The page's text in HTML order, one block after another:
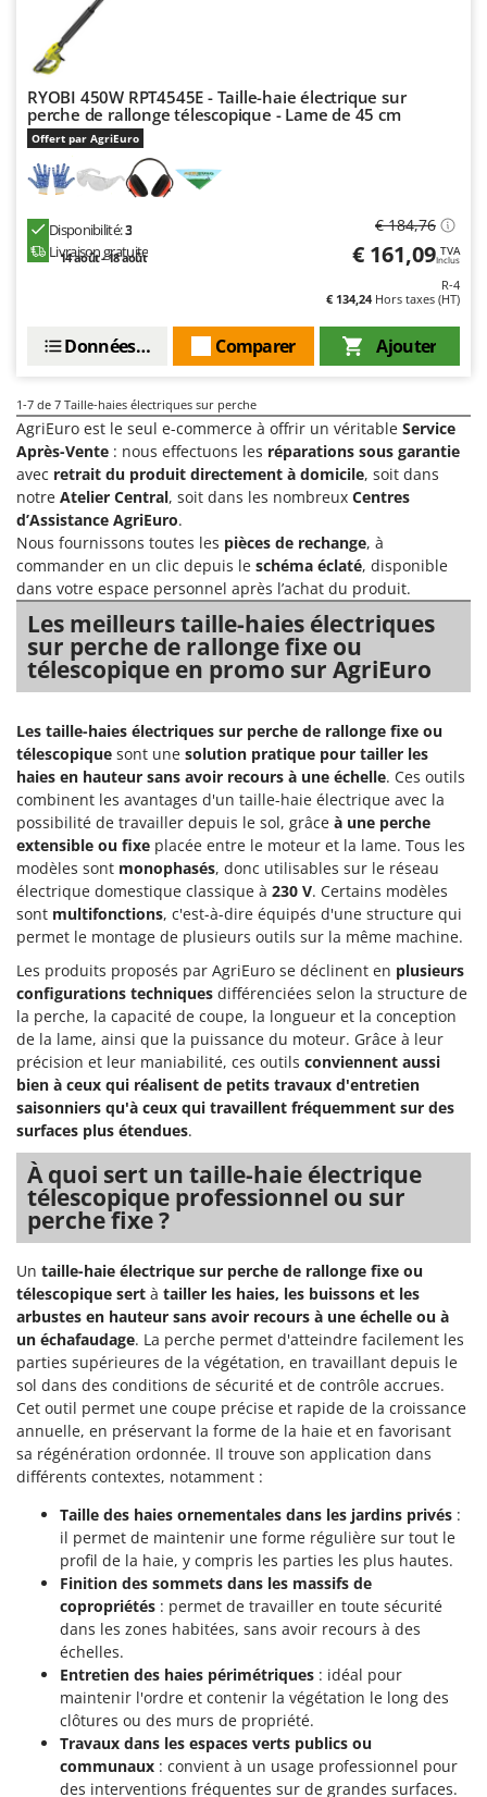
Pulvérisateurs
Pulvérisateurs portés
R
Rafraîchisseurs d'air par évaporation
Rampes de chargement en aluminium
Râpes à fromage électriques
Râteaux pour tracteur
Remplisseuses
Robots nettoyeurs de piscine
Rogneuses de souches
Rouleaux pour tracteur
S
Scies à os
Scies à Ruban
Scies alternatives à batterie
Scies de jardin télescopiques
Sécateurs électriques à batterie
Sécateurs et Échenilloirs manuels
Sécateurs pneumatiques
Semoirs et Épandeurs d'engrais
Socs pour tracteur
Souffleurs aspirateurs pour Feuilles
Soufreuses - Poudreuses à dos
Soufreuses - Poudreuses pour tracteur
T
Taille-haies
Taille-haies à bras pour tracteur
Tarières
Tondeuses à Gazon
Tondeuses autoportées
Tondeuses débroussailleuses thermiques
Trancheuses
Trancheuses de sol
Transpalettes
Treuils de débardage
Tronçonneuses
V
Vêtements de Sécurité
Vibroculteurs à tracteur
GRIFO
GVS
H
Hailo
Helvi
HiKOKI
Idromatic
Imperia
Infaco
Intec
Intex
Italyco
ITM
JOLLY ITALIA
K
KAAZ
Karcher
Kasco
Kemper
Keter
KitchenAid
Komo
L
Lampacrescia - MGM
Landxcape
LAR Casalinghi
Lavor
Linea VZ
Lisam
Lotusgrill
M
M.A.I.BO.
Macom
Macte Ovens
Makita
MAMMAMIA
Marcato
Marina Systems
Master
Mastercook
Masterpro
McCulloch
MCH
Michelin
Mille
Minox
Mockmill
More than chef
RYOBI 450W RPT4545E - Taille-haie électrique sur
perche de rallonge télescopique - Lame de 45 cm
Offert par AgriEuro
Disponibilité:3
Livraison gratuite
14 août - 18 août
€ 184,76
€ 161,09 TVA
Inclus
R-4
€ 134,24Hors taxes (HT)
Ajouter
Comparer
Données techniques
1-7 de 7 Taille-haies électriques sur perche
AgriEuro est le seul e-commerce à offrir un véritable Service
Après-Vente : nous effectuons les réparations sous garantie
avec retrait du produit directement à domicile, soit dans
notre Atelier Central, soit dans les nombreux Centres
d’Assistance AgriEuro.
Nous fournissons toutes les pièces de rechange, à
commander en un clic depuis le schéma éclaté, disponible
dans votre espace personnel après l’achat du produit.
Les meilleurs taille-haies électriques
sur perche de rallonge fixe ou
télescopique en promo sur AgriEuro
Les taille-haies électriques sur perche de rallonge fixe ou
télescopique sont une solution pratique pour tailler les
haies en hauteur sans avoir recours à une échelle. Ces outils
combinent les avantages d'un taille-haie électrique avec la
possibilité de travailler depuis le sol, grâce à une perche
extensible ou fixe placée entre le moteur et la lame. Tous les
modèles sont monophasés, donc utilisables sur le réseau
électrique domestique classique à 230 V. Certains modèles
sont multifonctions, c'est-à-dire équipés d'une structure qui
permet le montage de plusieurs outils sur la même machine.
Les produits proposés par AgriEuro se déclinent en plusieurs
configurations techniques différenciées selon la structure de
la perche, la capacité de coupe, la longueur et la conception
de la lame, ainsi que la puissance du moteur. Grâce à leur
précision et leur maniabilité, ces outils conviennent aussi
bien à ceux qui réalisent de petits travaux d'entretien
saisonniers qu'à ceux qui travaillent fréquemment sur des
surfaces plus étendues.
À quoi sert un taille-haie électrique
télescopique professionnel ou sur
perche fixe ?
Un taille-haie électrique sur perche de rallonge fixe ou
télescopique sert à tailler les haies, les buissons et les
arbustes en hauteur sans avoir recours à une échelle ou à
un échafaudage. La perche permet d'atteindre facilement les
parties supérieures de la végétation, en travaillant depuis le
sol dans des conditions de sécurité et de contrôle accrues.
Cet outil permet une coupe précise et rapide de la croissance
annuelle, en préservant la forme de la haie et en favorisant
sa régénération ordonnée. Il trouve son application dans
différents contextes, notamment :
Taille des haies ornementales dans les jardins privés :
il permet de maintenir une forme régulière sur tout le
profil de la haie, y compris les parties les plus hautes.
Finition des sommets dans les massifs de
copropriétés : permet de travailler en toute sécurité
dans les zones habitées, sans avoir recours à des
échelles.
Entretien des haies périmétriques : idéal pour
maintenir l'ordre et contenir la végétation le long des
clôtures ou des murs de propriété.
Travaux dans les espaces verts publics ou
communaux : convient à un usage professionnel pour
des interventions fréquentes sur de grandes surfaces.